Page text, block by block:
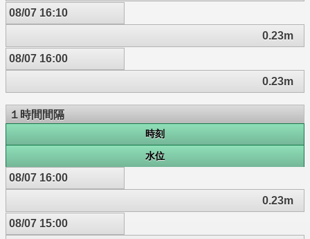
08/07 16:10
0.23m
08/07 16:00
0.23m
１時間間隔
時刻
水位
08/07 16:00
0.23m
08/07 15:00